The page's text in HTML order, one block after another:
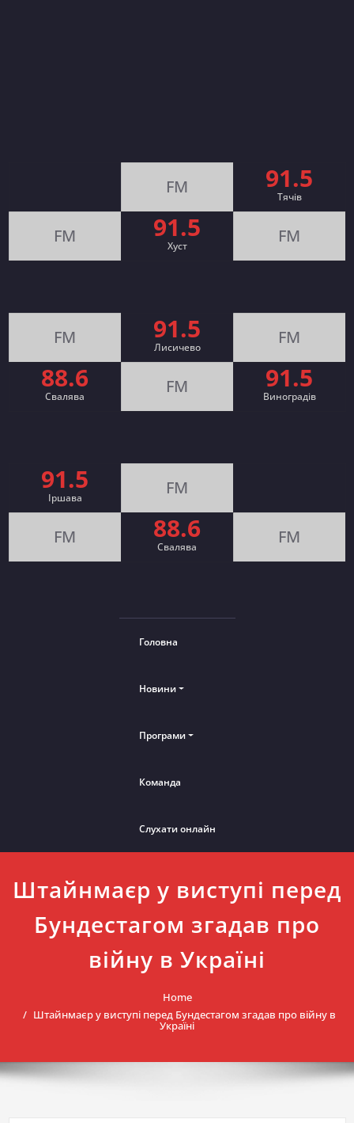
FM 91.5
Тячів
FM 91.5
Хуст FM
FM 91.5
Лисичево FM
88.6
Свалява FM 91.5
Виноградів
91.5
Іршава FM
FM 88.6
Cвалява FM
Головна
Новини
Програми
Команда
Слухати онлайн
Штайнмаєр у виступі перед
Бундестагом згадав про
війну в Україні
Home
Штайнмаєр у виступі перед Бундестагом згадав про війну в
Україні